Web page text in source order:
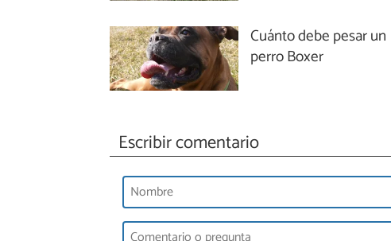
Cuánto debe pesar un
perro Boxer
Escribir comentario